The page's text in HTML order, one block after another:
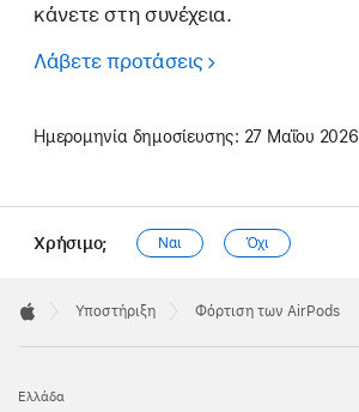
κάνετε στη συνέχεια.
Λάβετε προτάσεις
Ημερομηνία δημοσίευσης: 27 Μαΐου 2026
Χρήσιμο; Ναι Όχι
Footer

Υποστήριξη Φόρτιση των AirPods
Ελλάδα